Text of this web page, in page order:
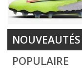
NOUVEAUTÉS
POPULAIRE